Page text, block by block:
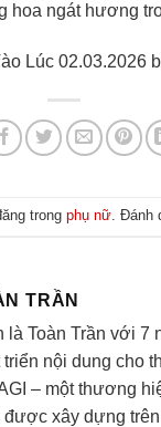
hoa ngát hương
Lúc 02.03.2026
trong phụ nữ. Đánh
TRẦN
là Toàn Trần với 7
triển nội dung cho
– một thương
được xây dựng